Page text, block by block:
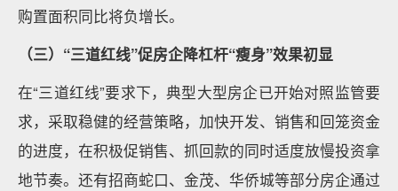
购置面积同比将负增长。
（三）“三道红线”促房企降杠杆“瘦身”效果初显
在“三道红线”要求下，典型大型房企已开始对照监管要
求，采取稳健的经营策略，加快开发、销售和回笼资金
的进度，在积极促销售、抓回款的同时适度放慢投资拿
地节奏。还有招商蛇口、金茂、华侨城等部分房企通过